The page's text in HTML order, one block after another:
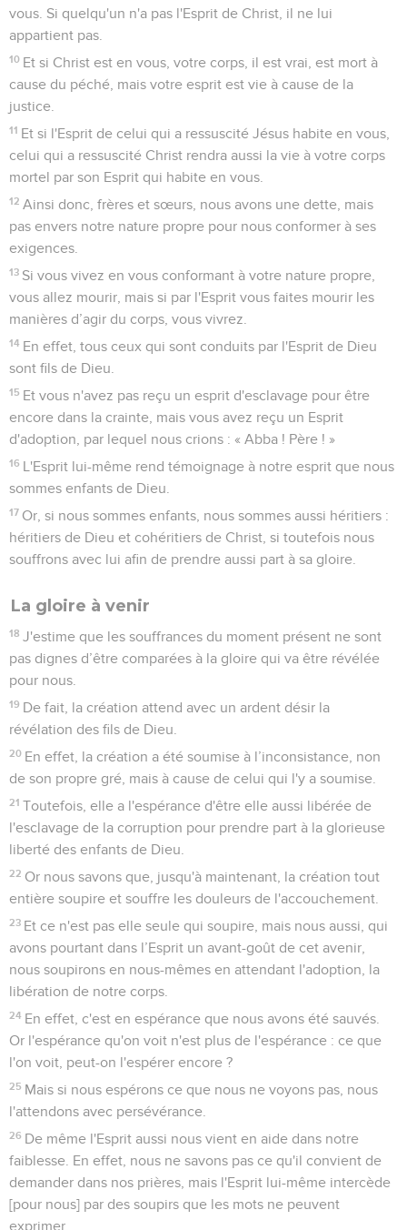
vous. Si quelqu'un n'a pas l'Esprit de Christ, il ne lui
appartient pas.
10 Et si Christ est en vous, votre corps, il est vrai, est mort à
cause du péché, mais votre esprit est vie à cause de la
justice.
11 Et si l'Esprit de celui qui a ressuscité Jésus habite en vous,
celui qui a ressuscité Christ rendra aussi la vie à votre corps
mortel par son Esprit qui habite en vous.
12 Ainsi donc, frères et sœurs, nous avons une dette, mais
pas envers notre nature propre pour nous conformer à ses
exigences.
13 Si vous vivez en vous conformant à votre nature propre,
vous allez mourir, mais si par l'Esprit vous faites mourir les
manières d’agir du corps, vous vivrez.
14 En effet, tous ceux qui sont conduits par l'Esprit de Dieu
sont fils de Dieu.
15 Et vous n'avez pas reçu un esprit d'esclavage pour être
encore dans la crainte, mais vous avez reçu un Esprit
d'adoption, par lequel nous crions : « Abba ! Père ! »
16 L'Esprit lui-même rend témoignage à notre esprit que nous
sommes enfants de Dieu.
17 Or, si nous sommes enfants, nous sommes aussi héritiers :
héritiers de Dieu et cohéritiers de Christ, si toutefois nous
souffrons avec lui afin de prendre aussi part à sa gloire.
La gloire à venir
18 J'estime que les souffrances du moment présent ne sont
pas dignes d’être comparées à la gloire qui va être révélée
pour nous.
19 De fait, la création attend avec un ardent désir la
révélation des fils de Dieu.
20 En effet, la création a été soumise à l’inconsistance, non
de son propre gré, mais à cause de celui qui l'y a soumise.
21 Toutefois, elle a l'espérance d'être elle aussi libérée de
l'esclavage de la corruption pour prendre part à la glorieuse
liberté des enfants de Dieu.
22 Or nous savons que, jusqu'à maintenant, la création tout
entière soupire et souffre les douleurs de l'accouchement.
23 Et ce n'est pas elle seule qui soupire, mais nous aussi, qui
avons pourtant dans l’Esprit un avant-goût de cet avenir,
nous soupirons en nous-mêmes en attendant l'adoption, la
libération de notre corps.
24 En effet, c'est en espérance que nous avons été sauvés.
Or l'espérance qu'on voit n'est plus de l'espérance : ce que
l'on voit, peut-on l'espérer encore ?
25 Mais si nous espérons ce que nous ne voyons pas, nous
l'attendons avec persévérance.
26 De même l'Esprit aussi nous vient en aide dans notre
faiblesse. En effet, nous ne savons pas ce qu'il convient de
demander dans nos prières, mais l'Esprit lui-même intercède
[pour nous] par des soupirs que les mots ne peuvent
exprimer.